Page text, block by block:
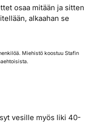
osaa mitään ja sitten
alkaahan se
Miehistö koostuu Stafin
vesille myös liki 40-